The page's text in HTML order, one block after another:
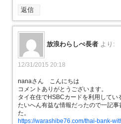
返信
放浪わらしべ長者 より:
12/31/2015 20:18
nanaさん こんにちは
コメントありがとうございます。
タイ在住でHSBCカードを利用してい
たいへん有益な情報だったので一記
た。
https://warashibe76.com/thai-bank-